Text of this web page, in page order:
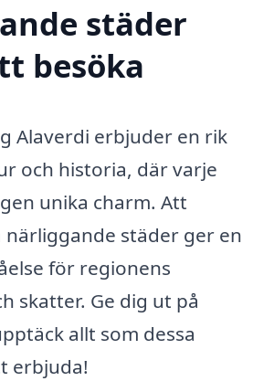
städer
besöka
Alaverdi erbjuder en rik
och historia, där varje
unika charm. Att
städer ger en
för regionens
skatter. Ge dig ut på
allt som dessa
erbjuda!